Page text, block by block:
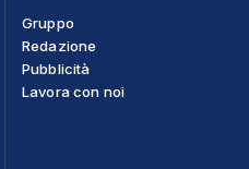
Gruppo
Redazione
Pubblicità
Lavora con noi